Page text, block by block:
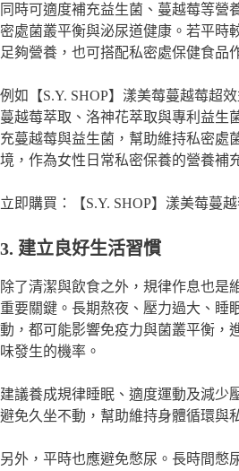
同時可適度補充益生菌、蔓越莓等營
密處菌叢平衡與泌尿道健康。若平時
足夠營養，也可搭配私密處保健食品
例如【S.Y. SHOP】漾美莓蔓越莓超
蔓越莓萃取、洛神花萃取與專利益生
充蔓越莓與益生菌，幫助維持私密處
境，作為女性日常私密保養的營養補
立即購買：【S.Y. SHOP】漾美莓蔓
3. 建立良好生活習慣
除了清潔與飲食之外，規律作息也是
重要關鍵。長期熬夜、壓力過大、睡
動，都可能影響免疫力與菌叢平衡，
味發生的機率。
建議養成規律睡眠、適度運動及減少
避免久坐不動，幫助維持身體循環與
另外，平時也應避免憋尿。長時間憋